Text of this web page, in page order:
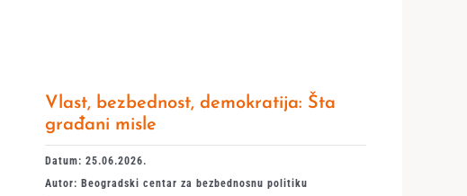
Vlast, bezbednost, demokratija: Šta
građani misle
Datum: 25.06.2026.
Autor: Beogradski centar za bezbednosnu politiku